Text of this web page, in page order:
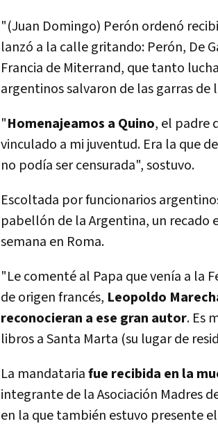
"(Juan Domingo) Perón ordenó
lanzó a la calle gritando: Perón, De
Francia de Miterrand, que tanto
argentinos salvaron de las garras
"Homenajeamos a Quino, el padre
vinculado a mi juventud. Era la que
no podía ser censurada", sostuvo.
Escoltada por funcionarios
pabellón de la Argentina, un recado
semana en Roma.
"Le comenté al Papa que venía a la
de origen francés, Leopoldo
reconocieran a ese gran autor. Es
libros a Santa Marta (su lugar de
La mandatariafue recibida en la
integrante de la Asociación Madres
en la que también estuvo presente